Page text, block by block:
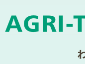
AGRI-